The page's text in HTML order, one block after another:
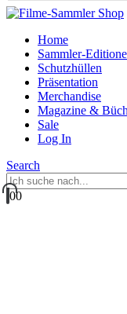
Home
Sammler-
Schutzhüllen
Präsentation
Merchandise
Magazine &
Sale
Log In
Search
00